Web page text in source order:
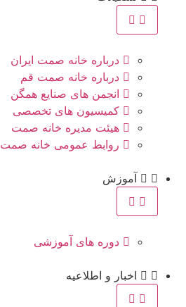
درباره خانه صمت ایران
درباره خانه صمت قم
انجمن های صنایع همگن
کمیسیون های تخصصی
هیئت مدیره خانه صمت
روابط عمومی خانه صمت
آموزش
دوره های آموزشی
اخبار و اطلاعیه